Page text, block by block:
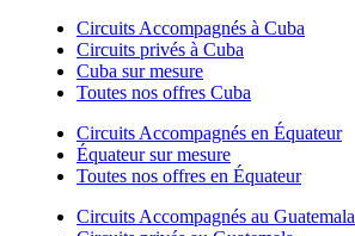
Circuits Accompagnés à Cuba
Circuits privés à Cuba
Cuba sur mesure
Toutes nos offres Cuba
Circuits Accompagnés en Équateur
Équateur sur mesure
Toutes nos offres en Équateur
Circuits Accompagnés au Guatemala